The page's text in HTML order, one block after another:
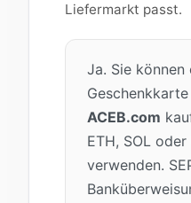
Liefermarkt passt.
Ja. Sie
ACEB.com
ETH, SOL oder
verwenden.